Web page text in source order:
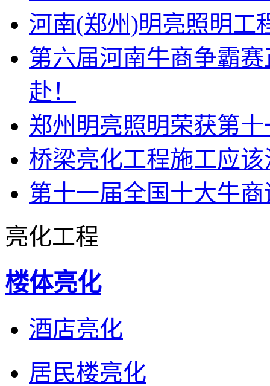
河南(郑州)明亮照明工
第六届河南牛商争霸
赴！
郑州明亮照明荣获第
桥梁亮化工程施工应
第十一届全国十大牛
亮化工程
楼体亮化
酒店亮化
居民楼亮化